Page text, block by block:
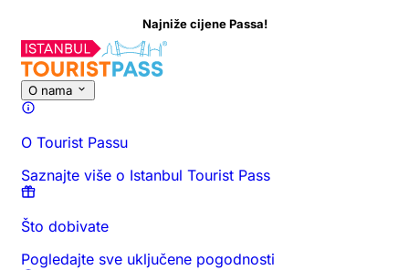
Najniže cijene Passa!
O nama
O Tourist Passu
Saznajte više o Istanbul Tourist Pass
Što dobivate
Pogledajte sve uključene pogodnosti
Pregled Vrijeme i trajanje